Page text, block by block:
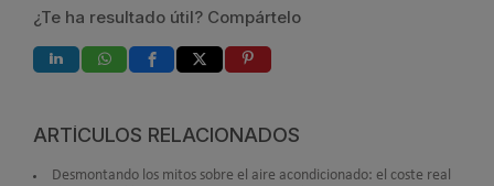
¿Te ha resultado útil? Compártelo
ARTÍCULOS RELACIONADOS
Desmontando los mitos sobre el aire acondicionado: el coste real